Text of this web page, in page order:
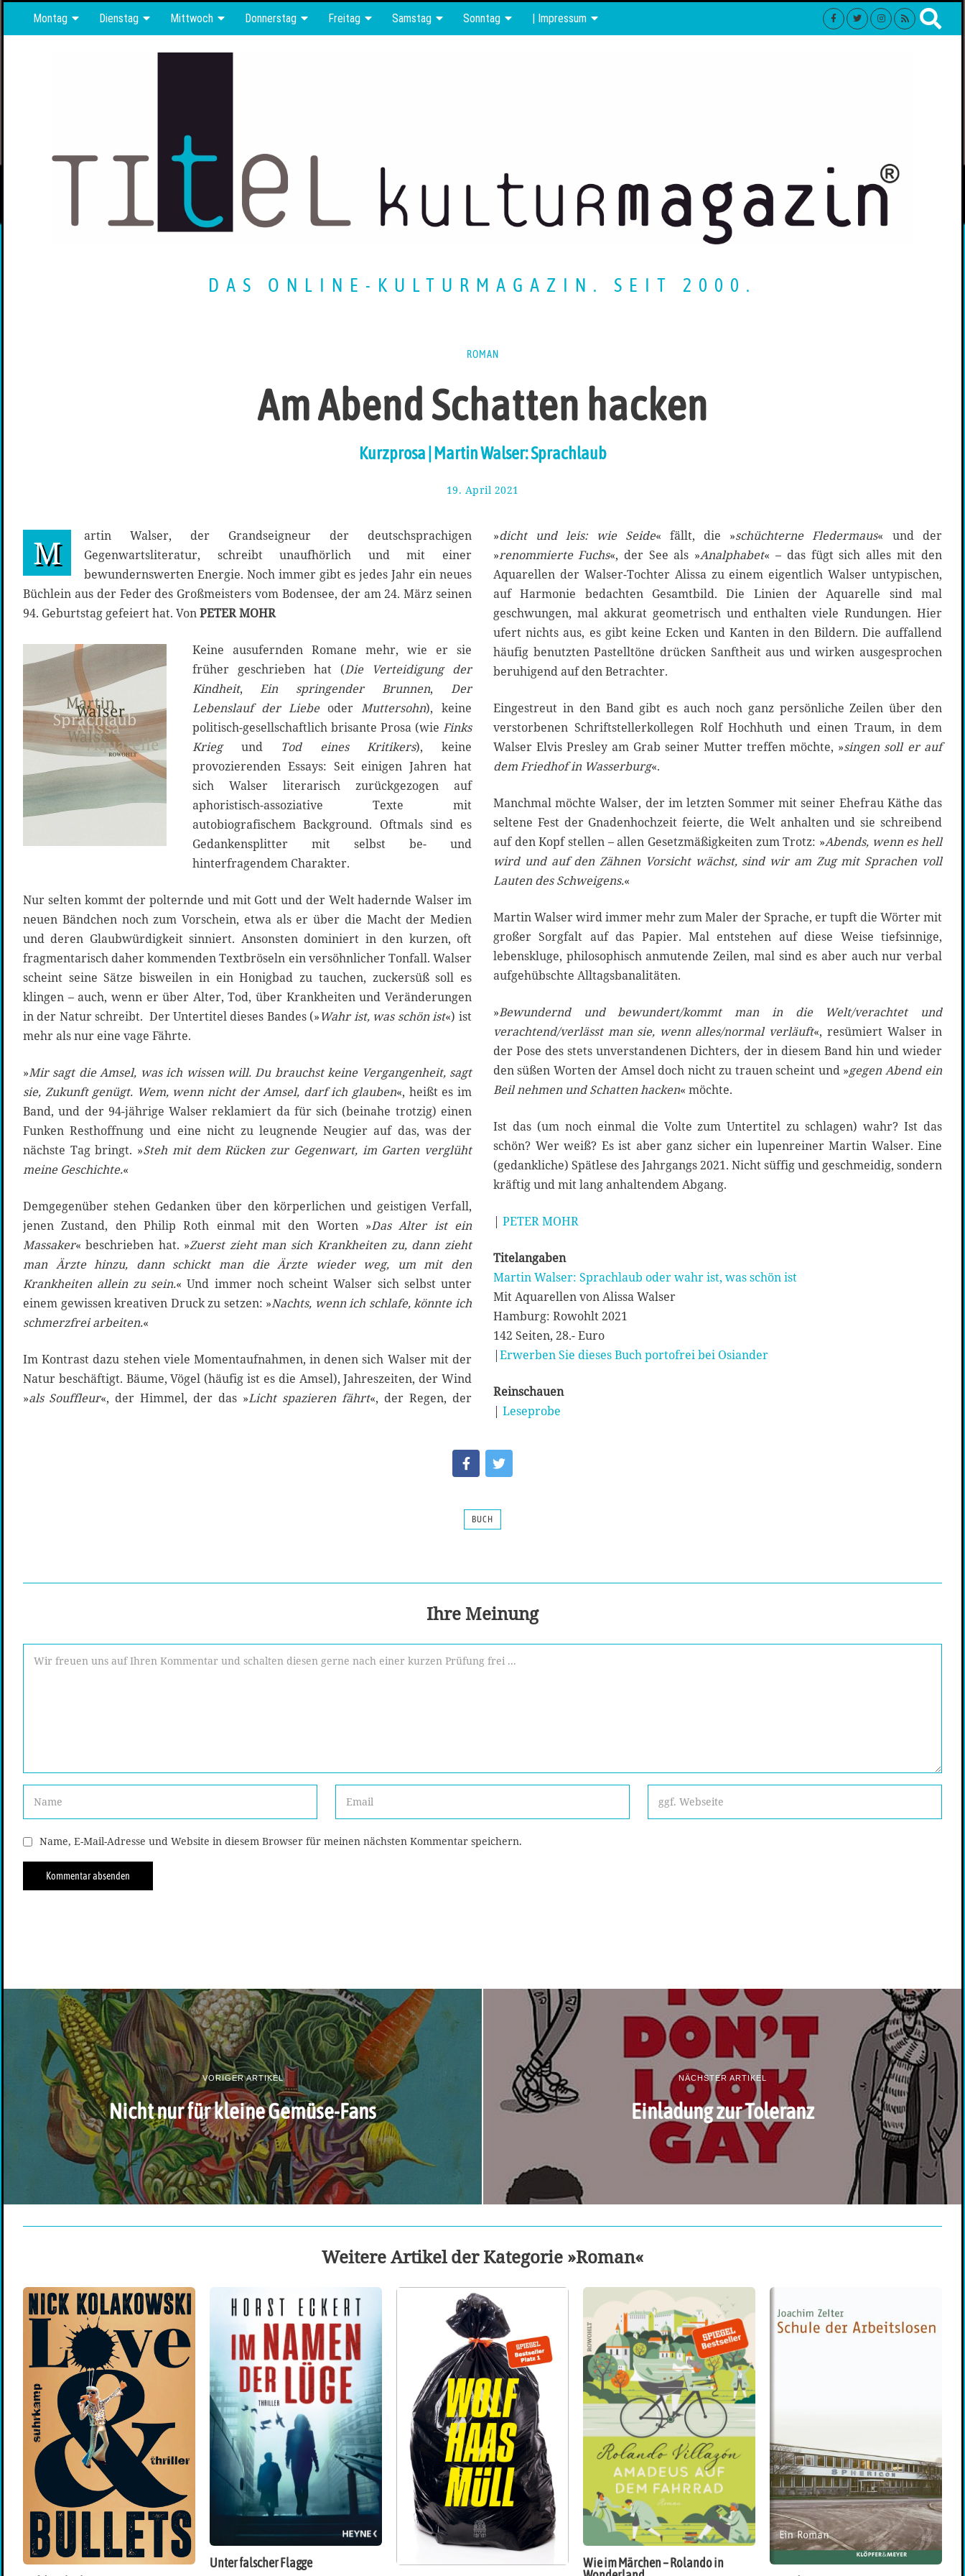
Montag Dienstag Mittwoch Donnerstag Freitag Samstag Sonntag | Impressum
DAS ONLINE-KULTURMAGAZIN. SEIT 2000.
ROMAN
Am Abend Schatten hacken
Kurzprosa | Martin Walser: Sprachlaub
19. April 2021
A
r
i
l
2
0
2
1
M
artin Walser, der Grandseigneur der deutschsprachigen
Gegenwartsliteratur, schreibt unaufhörlich und mit einer
bewundernswerten Energie. Noch immer gibt es jedes Jahr ein neues
Büchlein aus der Feder des Großmeisters vom Bodensee, der am 24. März seinen
94. Geburtstag gefeiert hat. VonPETER MOHR
Keine ausufernden Romane mehr, wie er sie
früher geschrieben hat (Die Verteidigung der
Kindheit, Ein springender Brunnen, Der
Lebenslauf der Liebeoder Muttersohn), keine
politisch-gesellschaftlich brisante Prosa (wie Finks
Kriegund Tod eines Kritikers), keine
provozierenden Essays: Seit einigen Jahren hat
sich Walser literarisch zurückgezogen auf
aphoristisch-assoziative Texte mit
autobiografischem Background. Oftmals sind es
Gedankensplitter mit selbst be- und
hinterfragendem Charakter.
Nur selten kommt der polternde und mit Gott und der Welt hadernde Walser im
neuen Bändchen noch zum Vorschein, etwa als er über die Macht der Medien
und deren Glaubwürdigkeit sinniert. Ansonsten dominiert in den kurzen, oft
fragmentarisch daher kommenden Textbröseln ein versöhnlicher Tonfall. Walser
scheint seine Sätze bisweilen in ein Honigbad zu tauchen, zuckersüß soll es
klingen – auch, wenn er über Alter, Tod, über Krankheiten und Veränderungen
in der Natur schreibt. Der Untertitel dieses Bandes (»Wahr ist, was schön ist«) ist
mehr als nur eine vage Fährte.
»Mir sagt die Amsel, was ich wissen will. Du brauchst keine Vergangenheit, sagt
sie, Zukunft genügt. Wem, wenn nicht der Amsel, darf ich glauben«, heißt es im
Band, und der 94-jährige Walser reklamiert da für sich (beinahe trotzig) einen
Funken Resthoffnung und eine nicht zu leugnende Neugier auf das, was der
nächste Tag bringt. »Steh mit dem Rücken zur Gegenwart, im Garten verglüht
meine Geschichte.«
Demgegenüber stehen Gedanken über den körperlichen und geistigen Verfall,
jenen Zustand, den Philip Roth einmal mit den Worten »Das Alter ist ein
Massaker« beschrieben hat. »Zuerst zieht man sich Krankheiten zu, dann zieht
man Ärzte hinzu, dann schickt man die Ärzte wieder weg, um mit den
Krankheiten allein zu sein.« Und immer noch scheint Walser sich selbst unter
einem gewissen kreativen Druck zu setzen: »Nachts, wenn ich schlafe, könnte ich
schmerzfrei arbeiten.«
Im Kontrast dazu stehen viele Momentaufnahmen, in denen sich Walser mit der
Natur beschäftigt. Bäume, Vögel (häufig ist es die Amsel), Jahreszeiten, der Wind
»als Souffleur«, der Himmel, der das »Licht spazieren fährt«, der Regen, der
»dicht und leis: wie Seide« fällt, die »schüchterne Fledermaus« und der
»renommierte Fuchs«, der See als »Analphabet« – das fügt sich alles mit den
Aquarellen der Walser-Tochter Alissa zu einem eigentlich Walser untypischen,
auf Harmonie bedachten Gesamtbild. Die Linien der Aquarelle sind mal
geschwungen, mal akkurat geometrisch und enthalten viele Rundungen. Hier
ufert nichts aus, es gibt keine Ecken und Kanten in den Bildern. Die auffallend
häufig benutzten Pastelltöne drücken Sanftheit aus und wirken ausgesprochen
beruhigend auf den Betrachter.
Eingestreut in den Band gibt es auch noch ganz persönliche Zeilen über den
verstorbenen Schriftstellerkollegen Rolf Hochhuth und einen Traum, in dem
Walser Elvis Presley am Grab seiner Mutter treffen möchte, »singen soll er auf
dem Friedhof in Wasserburg«.
Manchmal möchte Walser, der im letzten Sommer mit seiner Ehefrau Käthe das
seltene Fest der Gnadenhochzeit feierte, die Welt anhalten und sie schreibend
auf den Kopf stellen – allen Gesetzmäßigkeiten zum Trotz: »Abends, wenn es hell
wird und auf den Zähnen Vorsicht wächst, sind wir am Zug mit Sprachen voll
Lauten des Schweigens.«
Martin Walser wird immer mehr zum Maler der Sprache, er tupft die Wörter mit
großer Sorgfalt auf das Papier. Mal entstehen auf diese Weise tiefsinnige,
lebenskluge, philosophisch anmutende Zeilen, mal sind es aber auch nur verbal
aufgehübschte Alltagsbanalitäten.
»Bewundernd und bewundert/kommt man in die Welt/verachtet und
verachtend/verlässt man sie, wenn alles/normal verläuft«, resümiert Walser in
der Pose des stets unverstandenen Dichters, der in diesem Band hin und wieder
den süßen Worten der Amsel doch nicht zu trauen scheint und »gegen Abend ein
Beil nehmen und Schatten hacken« möchte.
Ist das (um noch einmal die Volte zum Untertitel zu schlagen) wahr? Ist das
schön? Wer weiß? Es ist aber ganz sicher ein lupenreiner Martin Walser. Eine
(gedankliche) Spätlese des Jahrgangs 2021. Nicht süffig und geschmeidig, sondern
kräftig und mit lang anhaltendem Abgang.
| PETER MOHR
Titelangaben
Martin Walser: Sprachlaub oder wahr ist, was schön ist
Mit Aquarellen von Alissa Walser
Hamburg: Rowohlt 2021
142 Seiten, 28.- Euro
|Erwerben Sie dieses Buch portofrei bei Osiander
Reinschauen
| Leseprobe
BUCH
Ihre Meinung
Name, E-Mail-Adresse und Website in diesem Browser für meinen nächsten Kommentar speichern.
VORIGER ARTIKEL
Nicht nur für kleine Gemüse-Fans
NÄCHSTER ARTIKEL
Einladung zur Toleranz
Weitere Artikel der Kategorie »Roman«
Unter falscher Flagge
Wie im Märchen – Rolando in